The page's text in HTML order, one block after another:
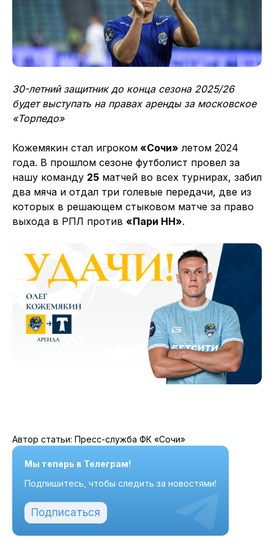
30-летний защитник до конца сезона 2025/26
будет выступать на правах аренды за московское
«Торпедо»
Кожемякин стал игроком «Сочи» летом 2024
года. В прошлом сезоне футболист провел за
нашу команду 25 матчей во всех турнирах, забил
два мяча и отдал три голевые передачи, две из
которых в решающем стыковом матче за право
выхода в РПЛ против «Пари НН».
Автор статьи: Пресс-служба ФК «Сочи»
Мы теперь в Телеграм!
Подпишитесь, чтобы следить за новостями!
Подписаться